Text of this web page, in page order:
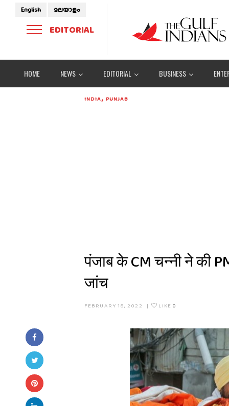
English മലയാളം
EDITORIAL
HOME NEWS EDITORIAL BUSINESS
INDIA, PUNJAB
पंजाब के CM चन्नी ने की
जांच
FEBRUARY 18, 2022 | LIKE 0